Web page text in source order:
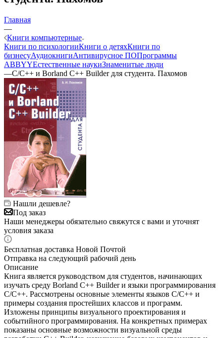
Главная
—
Книги компьютерные
Книги по психологииКниги о детяхКниги по
бизнесуАудиокнигиАнтивирусное ПОПрограммы
ABBYYЕстественные наукиЗнаменитые люди
—C/C++ и Borland C++ Builder для студента. Пахомов
Нашли дешевле?
Под заказ
Наши менеджеры обязательно свяжутся с вами и уточнят
условия заказа
Бесплатная доставка Новой Почтой
Отправка на следующий рабочий день
Описание
Книга является руководством для студентов, начинающих
изучать среду Borland C++ Builder и языки программирования
C/C++. Рассмотрены основные элементы языков C/C++ и
примеры создания простейших классов и программ.
Изложены принципы визуального проектирования и
событийного программирования. На конкретных примерах
показаны основные возможности визуальной среды